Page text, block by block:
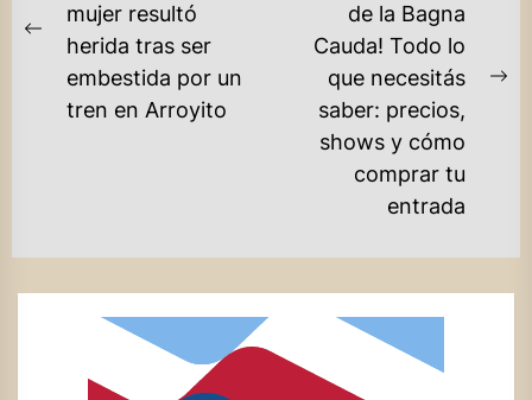
ENTRADAS
Previous
post:
mujer resultó
herida tras ser
embestida por un
tren en Arroyito
de la Bagna
Cauda! Todo lo
que necesitás
saber: precios,
shows y cómo
comprar tu
entrada